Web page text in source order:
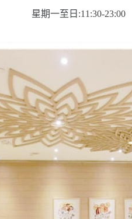
星期一至日:11:30-23:00